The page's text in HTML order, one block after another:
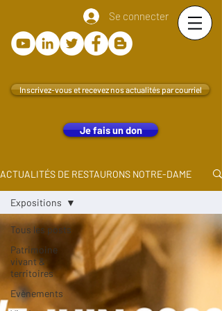
Se connecter
Inscrivez-vous et recevez nos actualités par courriel
Je fais un don
ACTUALITÉS DE RESTAURONS NOTRE-DAME
Tous les posts
Patrimoine
vivant &
territoires
Evènements
Expositions